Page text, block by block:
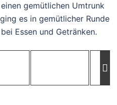
gemütlichen Umtrunk
es in gemütlicher Runde
Essen und Getränken.